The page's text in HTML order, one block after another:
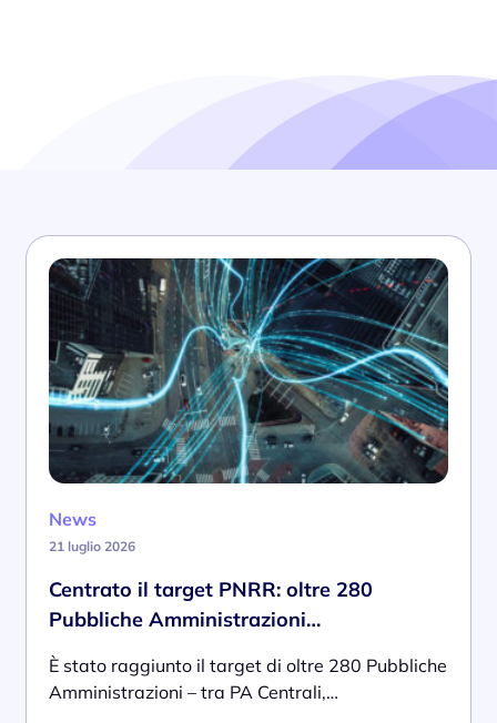
News
21 luglio 2026
Centrato il target PNRR: oltre 280
Pubbliche Amministrazioni…
È stato raggiunto il target di oltre 280 Pubbliche
Amministrazioni – tra PA Centrali,…